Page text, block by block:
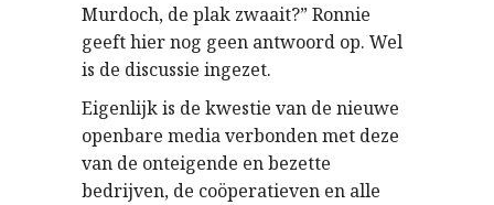
Murdoch, de plak zwaait?” Ronnie
geeft hier nog geen antwoord op. Wel
is de discussie ingezet.
Eigenlijk is de kwestie van de nieuwe
openbare media verbonden met deze
van de onteigende en bezette
bedrijven, de coöperatieven en alle